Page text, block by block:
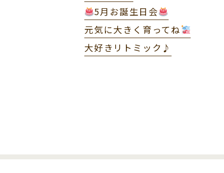
5月お誕生日会
元気に大きく育ってね
大好きリトミック♪